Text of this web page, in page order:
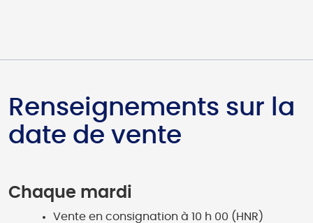
Renseignements sur la
date de vente
Chaque mardi
Vente en consignation à 10 h 00 (HNR)